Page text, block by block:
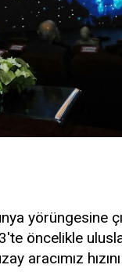
yörüngesine
öncelikle
aracımız